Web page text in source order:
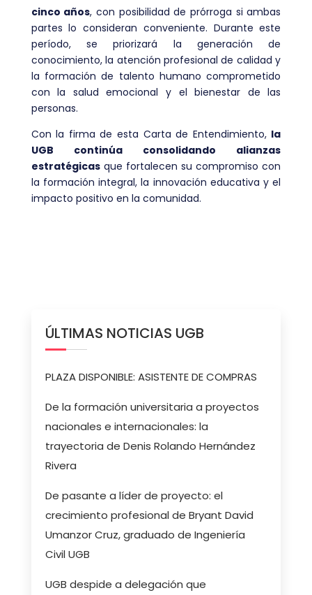
cinco años, con posibilidad de prórroga si ambas
partes lo consideran conveniente. Durante este
período, se priorizará la generación de
conocimiento, la atención profesional de calidad y
la formación de talento humano comprometido
con la salud emocional y el bienestar de las
personas.
Con la firma de esta Carta de Entendimiento, la
UGB continúa consolidando alianzas
estratégicasque fortalecen su compromiso con
la formación integral, la innovación educativa y el
impacto positivo en la comunidad.
ÚLTIMAS NOTICIAS UGB
PLAZA DISPONIBLE: ASISTENTE DE COMPRAS
De la formación universitaria a proyectos
nacionales e internacionales: la
trayectoria de Denis Rolando Hernández
Rivera
De pasante a líder de proyecto: el
crecimiento profesional de Bryant David
Umanzor Cruz, graduado de Ingeniería
Civil UGB
UGB despide a delegación que